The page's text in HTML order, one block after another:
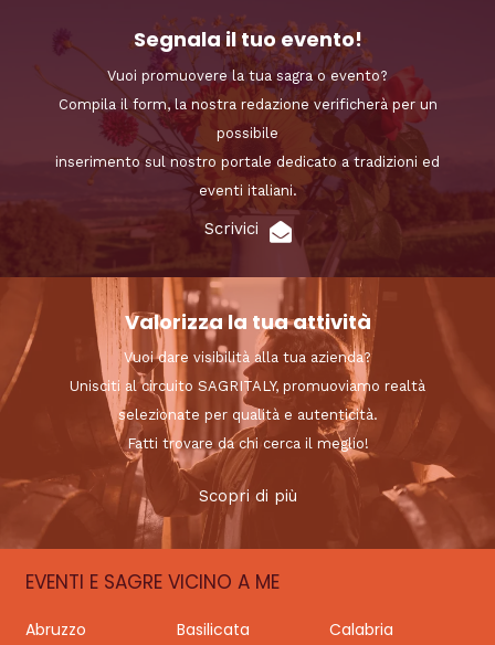
Segnala il tuo evento!
Vuoi promuovere la tua sagra o evento?
Compila il form, la nostra redazione verificherà per un
possibile
inserimento sul nostro portale dedicato a tradizioni ed
eventi italiani.
Scrivici
Valorizza la tua attività
Vuoi dare visibilità alla tua azienda?
Unisciti al circuito SAGRITALY, promuoviamo realtà
selezionate per qualità e autenticità.
Fatti trovare da chi cerca il meglio!
Scopri di più
EVENTI E SAGRE VICINO A ME
Abruzzo Basilicata
Calabria